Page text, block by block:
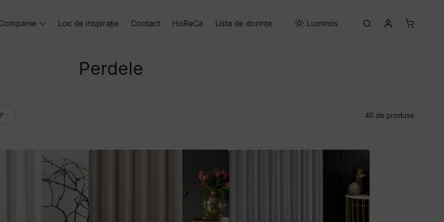
ToggleLoc de inspirație Contact HoReCa Lista de dorințe Luminos Search Contul meu
Perdele
40 de produse